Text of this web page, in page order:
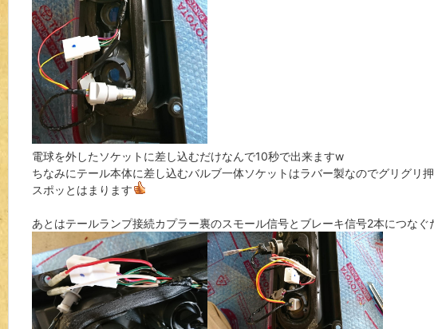
電球を外したソケットに差し込むだけなんで10秒で出来ますw
ちなみにテール本体に差し込むバルブ一体ソケットはラバー製なのでグリグリ
スポッとはまります
あとはテールランプ接続カプラー裏のスモール信号とブレーキ信号2本につなぐ